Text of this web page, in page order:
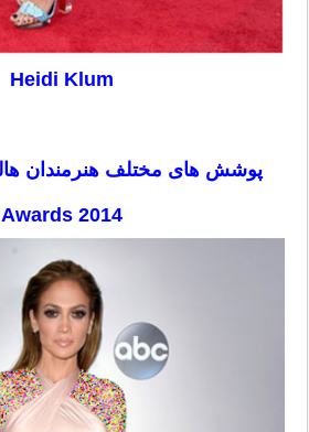
Heidi Klum
Awards 2014